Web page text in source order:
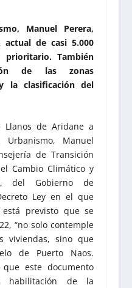
Manuel Perera,
de casi 5.000
prioritario. También
de las zonas
la clasificación del
Llanos de Aridane a
Manuel
de Transición
Cambio Climático y
del Gobierno de
Ley en el que
previsto que se
“no solo contemple
viviendas, sino que
de Puerto Naos.
este documento
habilitación de la